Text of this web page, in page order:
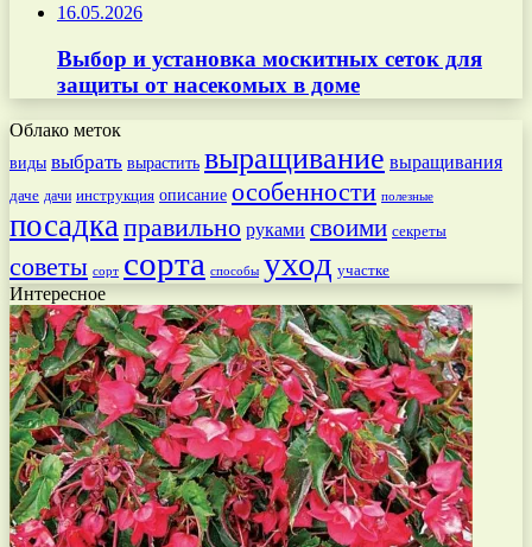
16.05.2026
Выбор и установка москитных сеток для
защиты от насекомых в доме
Облако меток
виды выбрать вырастить выращивание выращивания
даче дачи инструкция описание особенности полезные
посадкаправильно руками своими секреты
советы сорт сорта способы уход участке
Интересное